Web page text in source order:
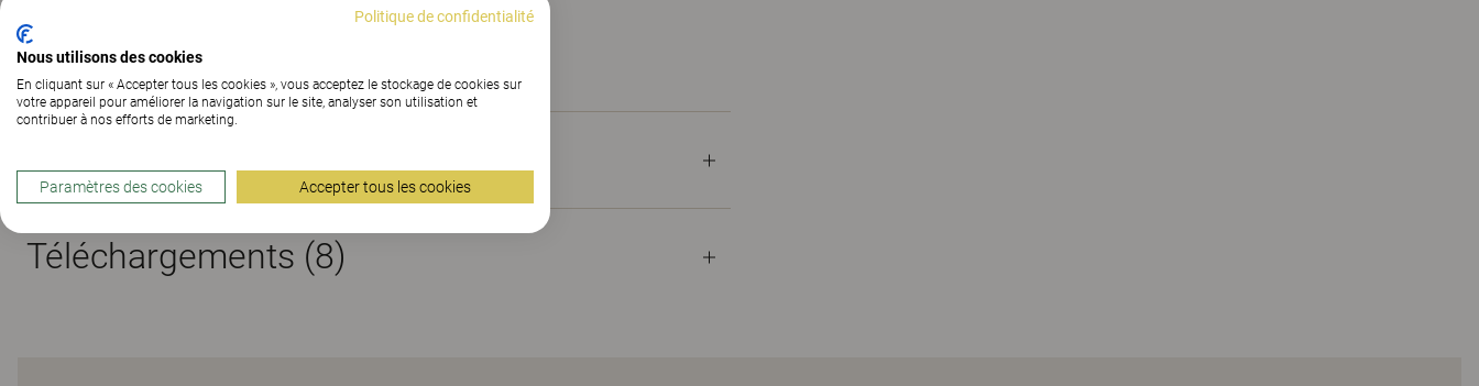
Matériaux
Téléchargements (8)
Politique de confidentialité
Nous utilisons des cookies
En cliquant sur « Accepter tous les cookies », vous acceptez le stockage de cookies sur
votre appareil pour améliorer la navigation sur le site, analyser son utilisation et
contribuer à nos efforts de marketing.
Paramètres des cookies Accepter tous les cookies